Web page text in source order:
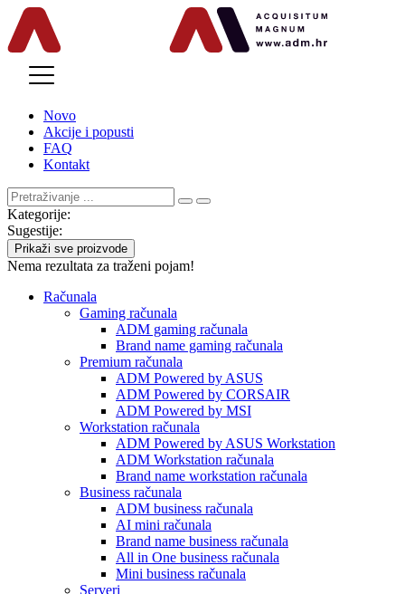
Novo
Akcije i popusti
FAQ
Kontakt
Kategorije:
Sugestije:
Prikaži sve proizvode
Nema rezultata za traženi pojam!
Računala
Gaming računala
ADM gaming računala
Brand name gaming računala
Premium računala
ADM Powered by ASUS
ADM Powered by CORSAIR
ADM Powered by MSI
Workstation računala
ADM Powered by ASUS Workstation
ADM Workstation računala
Brand name workstation računala
Business računala
ADM business računala
AI mini računala
Brand name business računala
All in One business računala
Mini business računala
Serveri